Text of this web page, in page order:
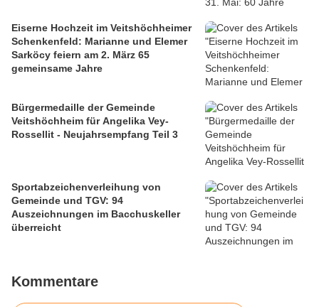
Eiserne Hochzeit im Veitshöchheimer
Schenkenfeld: Marianne und Elemer
Sarköcy feiern am 2. März 65
gemeinsame Jahre
Bürgermedaille der Gemeinde
Veitshöchheim für Angelika Vey-
Rossellit - Neujahrsempfang Teil 3
Sportabzeichenverleihung von
Gemeinde und TGV: 94
Auszeichnungen im Bacchuskeller
überreicht
Kommentare